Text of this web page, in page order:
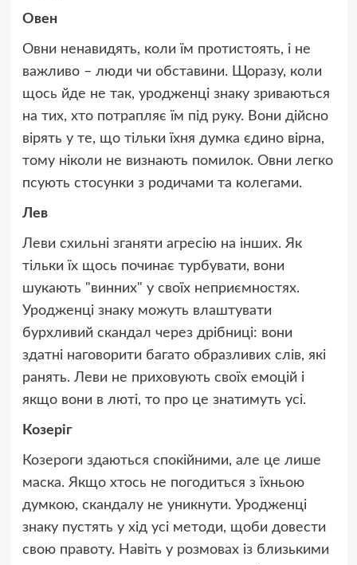
Овен
Овни ненавидять, коли їм протистоять, і не
важливо – люди чи обставини. Щоразу, коли
щось йде не так, уродженці знаку зриваються
на тих, хто потрапляє їм під руку. Вони дійсно
вірять у те, що тільки їхня думка єдино вірна,
тому ніколи не визнають помилок. Овни легко
псують стосунки з родичами та колегами.
Лев
Леви схильні зганяти агресію на інших. Як
тільки їх щось починає турбувати, вони
шукають "винних" у своїх неприємностях.
Уродженці знаку можуть влаштувати
бурхливий скандал через дрібниці: вони
здатні наговорити багато образливих слів, які
ранять. Леви не приховують своїх емоцій і
якщо вони в люті, то про це знатимуть усі.
Козеріг
Козероги здаються спокійними, але це лише
маска. Якщо хтось не погодиться з їхньою
думкою, скандалу не уникнути. Уродженці
знаку пустять у хід усі методи, щоби довести
свою правоту. Навіть у розмовах із близькими